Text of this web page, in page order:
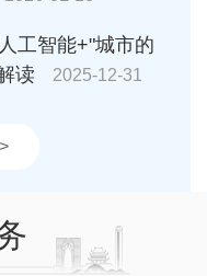
工智能+"城市的
读
2025-12-31